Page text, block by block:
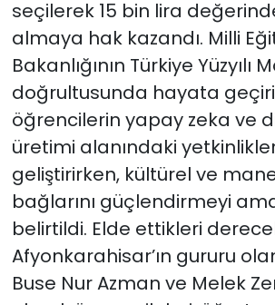
seçilerek 15 bin lira
almaya hak kazandı. Milli
Bakanlığının Türkiye Yüzyılı
doğrultusunda hayata
öğrencilerin yapay zeka ve
üretimi alanındaki
geliştirirken, kültürel ve
bağlarını güçlendirmeyi
belirtildi. Elde ettikleri
Afyonkarahisar’ın gururu
Buse Nur Azman ve Melek